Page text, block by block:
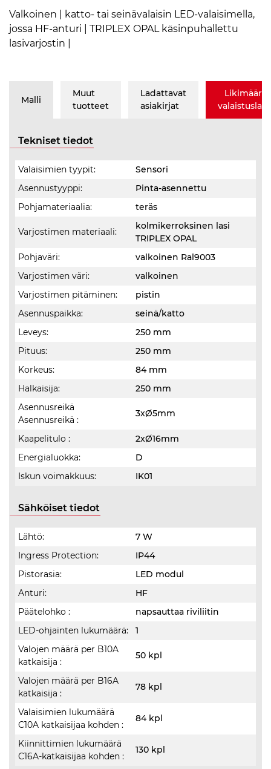
Valkoinen | katto- tai seinävalaisin LED-valaisimella,
jossa HF-anturi | TRIPLEX OPAL käsinpuhallettu
lasivarjostin |
Malli
Muut
tuotteet
Ladattavat
asiakirjat
Tekniset tiedot
Valaisimien tyypit:
Sensori
Asennustyyppi:
Pinta-asennettu
Pohjamateriaalia:
teräs
Varjostimen materiaali:
kolmikerroksinen lasi
TRIPLEX OPAL
Pohjaväri:
valkoinen Ral9003
Varjostimen väri:
valkoinen
Varjostimen pitäminen:
pistin
Asennuspaikka:
seinä/katto
Leveys:
250 mm
Pituus:
250 mm
Korkeus:
84 mm
Halkaisija:
250 mm
Asennusreikä
Asennusreikä :
3xØ5mm
Kaapelitulo :
2xØ16mm
Energialuokka:
D
Iskun voimakkuus:
IK01
Sähköiset tiedot
Lähtö:
7 W
Ingress Protection:
IP44
Pistorasia:
LED modul
Anturi:
HF
Päätelohko :
napsauttaa riviliitin
LED-ohjainten lukumäärä:
1
Valojen määrä per B10A
katkaisija :
50 kpl
Valojen määrä per B16A
katkaisija :
78 kpl
Valaisimien lukumäärä
C10A katkaisijaa kohden :
84 kpl
Kiinnittimien lukumäärä
C16A-katkaisijaa kohden :
130 kpl